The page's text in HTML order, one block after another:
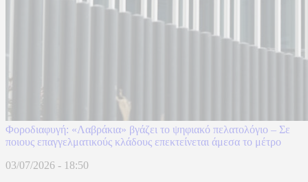
Φοροδιαφυγή: «Λαβράκια» βγάζει το ψηφιακό πελατολόγιο – Σε
ποιους επαγγελματικούς κλάδους επεκτείνεται άμεσα το μέτρο
03/07/2026 - 18:50